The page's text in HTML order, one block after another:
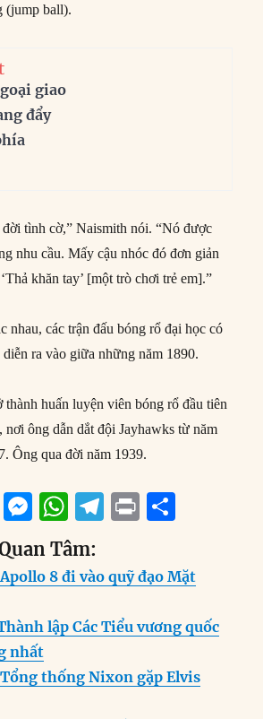
(jump ball).
giao
đẩy
tình cờ,” Naismith nói. “Nó được
nhu cầu. Mấy cậu nhóc đó đơn giản
khăn tay’ [một trò chơi trẻ em].”
nhau, các trận đấu bóng rổ đại học có
ra vào giữa những năm 1890.
thành huấn luyện viên bóng rổ đầu tiên
nơi ông dẫn dắt đội Jayhawks từ năm
Ông qua đời năm 1939.
E
m
M
ss
e
n
g
er
W
h
at
s
A
p
T
g
r
m
P
n
t
a
re
Tâm:
8 đi vào quỹ đạo Mặt
lập Các Tiểu vương quốc
nhất
thống Nixon gặp Elvis